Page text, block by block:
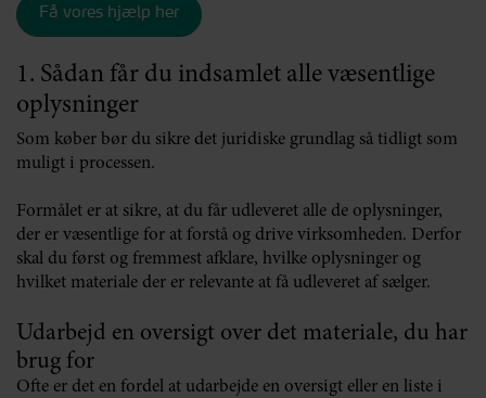
Få vores hjælp her
1. Sådan får du indsamlet alle væsentlige
oplysninger
Som køber bør du sikre det juridiske grundlag så tidligt som
muligt i processen.
Formålet er at sikre, at du får udleveret alle de oplysninger,
der er væsentlige for at forstå og drive virksomheden. Derfor
skal du først og fremmest afklare, hvilke oplysninger og
hvilket materiale der er relevante at få udleveret af sælger.
Udarbejd en oversigt over det materiale, du har
brug for
Ofte er det en fordel at udarbejde en oversigt eller en liste i